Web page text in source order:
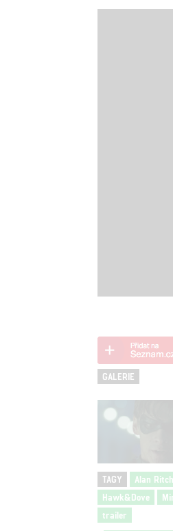
GALERIE
TAGY Alan
Hawk&Dove
trailer